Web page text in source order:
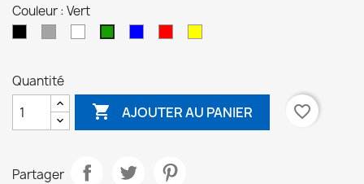
Couleur : Vert
Quantité
 AJOUTER AU PANIER favorite_border
Partager